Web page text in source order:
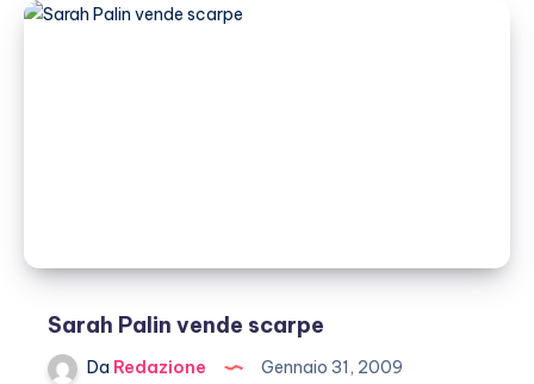
Alla
Sarah Palin vende scarpe
Da Redazione Gennaio 31, 2009